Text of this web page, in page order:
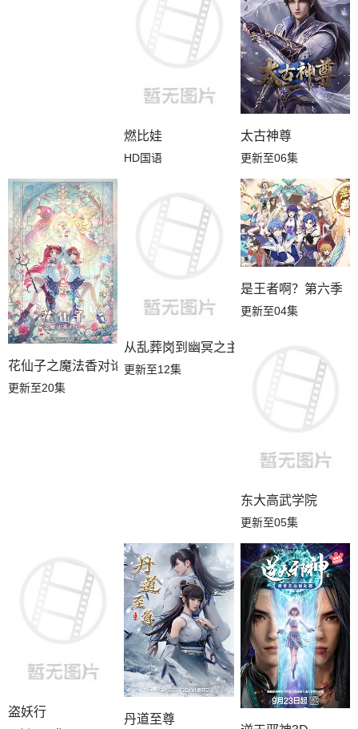
燃比娃
HD国语
太古神尊
更新至06集
花仙子之魔法香对论
更新至20集
从乱葬岗到幽冥之主
更新至12集
是王者啊？第六季
更新至04集
东大高武学院
更新至05集
盗妖行
丹道至尊